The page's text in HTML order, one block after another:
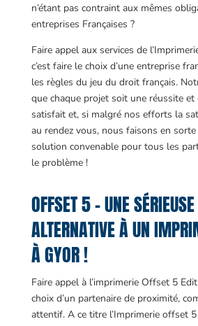
n’étant pas contraint aux mêmes
entreprises Françaises ?
Faire appel aux services de
c’est faire le choix d’une entreprise
les règles du jeu du droit français.
que chaque projet soit une réussite et
satisfait et, si malgré nos efforts la
au rendez vous, nous faisons en
solution convenable pour tous les
le problème !
OFFSET 5 – UNE SÉRIEUSE
ALTERNATIVE À UN
À GYOR !
Faire appel à l’imprimerie Offset 5
choix d’un partenaire de proximité,
attentif. A ce titre l’Imprimerie offset